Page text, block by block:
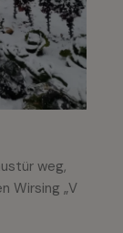
weg,
Wirsing „V